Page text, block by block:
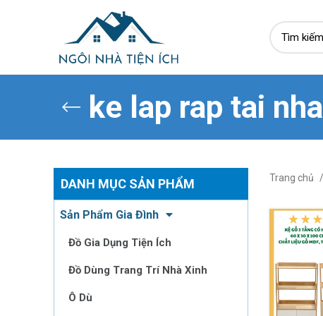
ke lap rap tai nha
DANH MỤC SẢN PHẨM
Sản Phẩm Gia Đình
Đồ Gia Dụng Tiện Ích
Đồ Dùng Trang Trí Nhà Xinh
Ô Dù
Trang chủ